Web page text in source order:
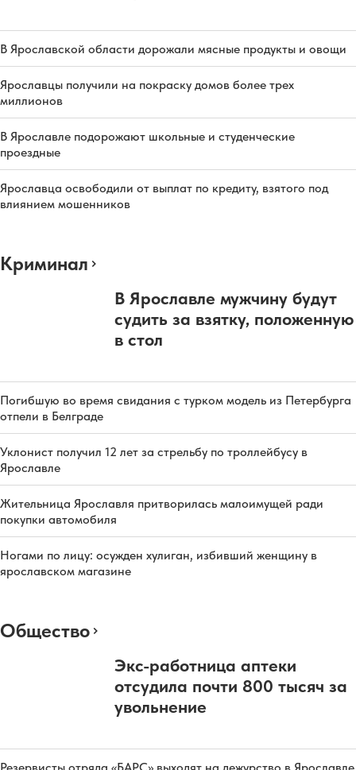
В Ярославской области дорожали мясные продукты и овощи
Ярославцы получили на покраску домов более трех
миллионов
В Ярославле подорожают школьные и студенческие
проездные
Ярославца освободили от выплат по кредиту, взятого под
влиянием мошенников
Криминал
В Ярославле мужчину будут
судить за взятку, положенную
в стол
Погибшую во время свидания с турком модель из Петербурга
отпели в Белграде
Уклонист получил 12 лет за стрельбу по троллейбусу в
Ярославле
Жительница Ярославля притворилась малоимущей ради
покупки автомобиля
Ногами по лицу: осужден хулиган, избивший женщину в
ярославском магазине
Общество
Экс-работница аптеки
отсудила почти 800 тысяч за
увольнение